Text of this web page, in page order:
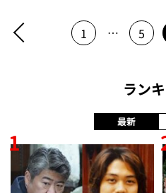
1 … 5
ラン
最新
1